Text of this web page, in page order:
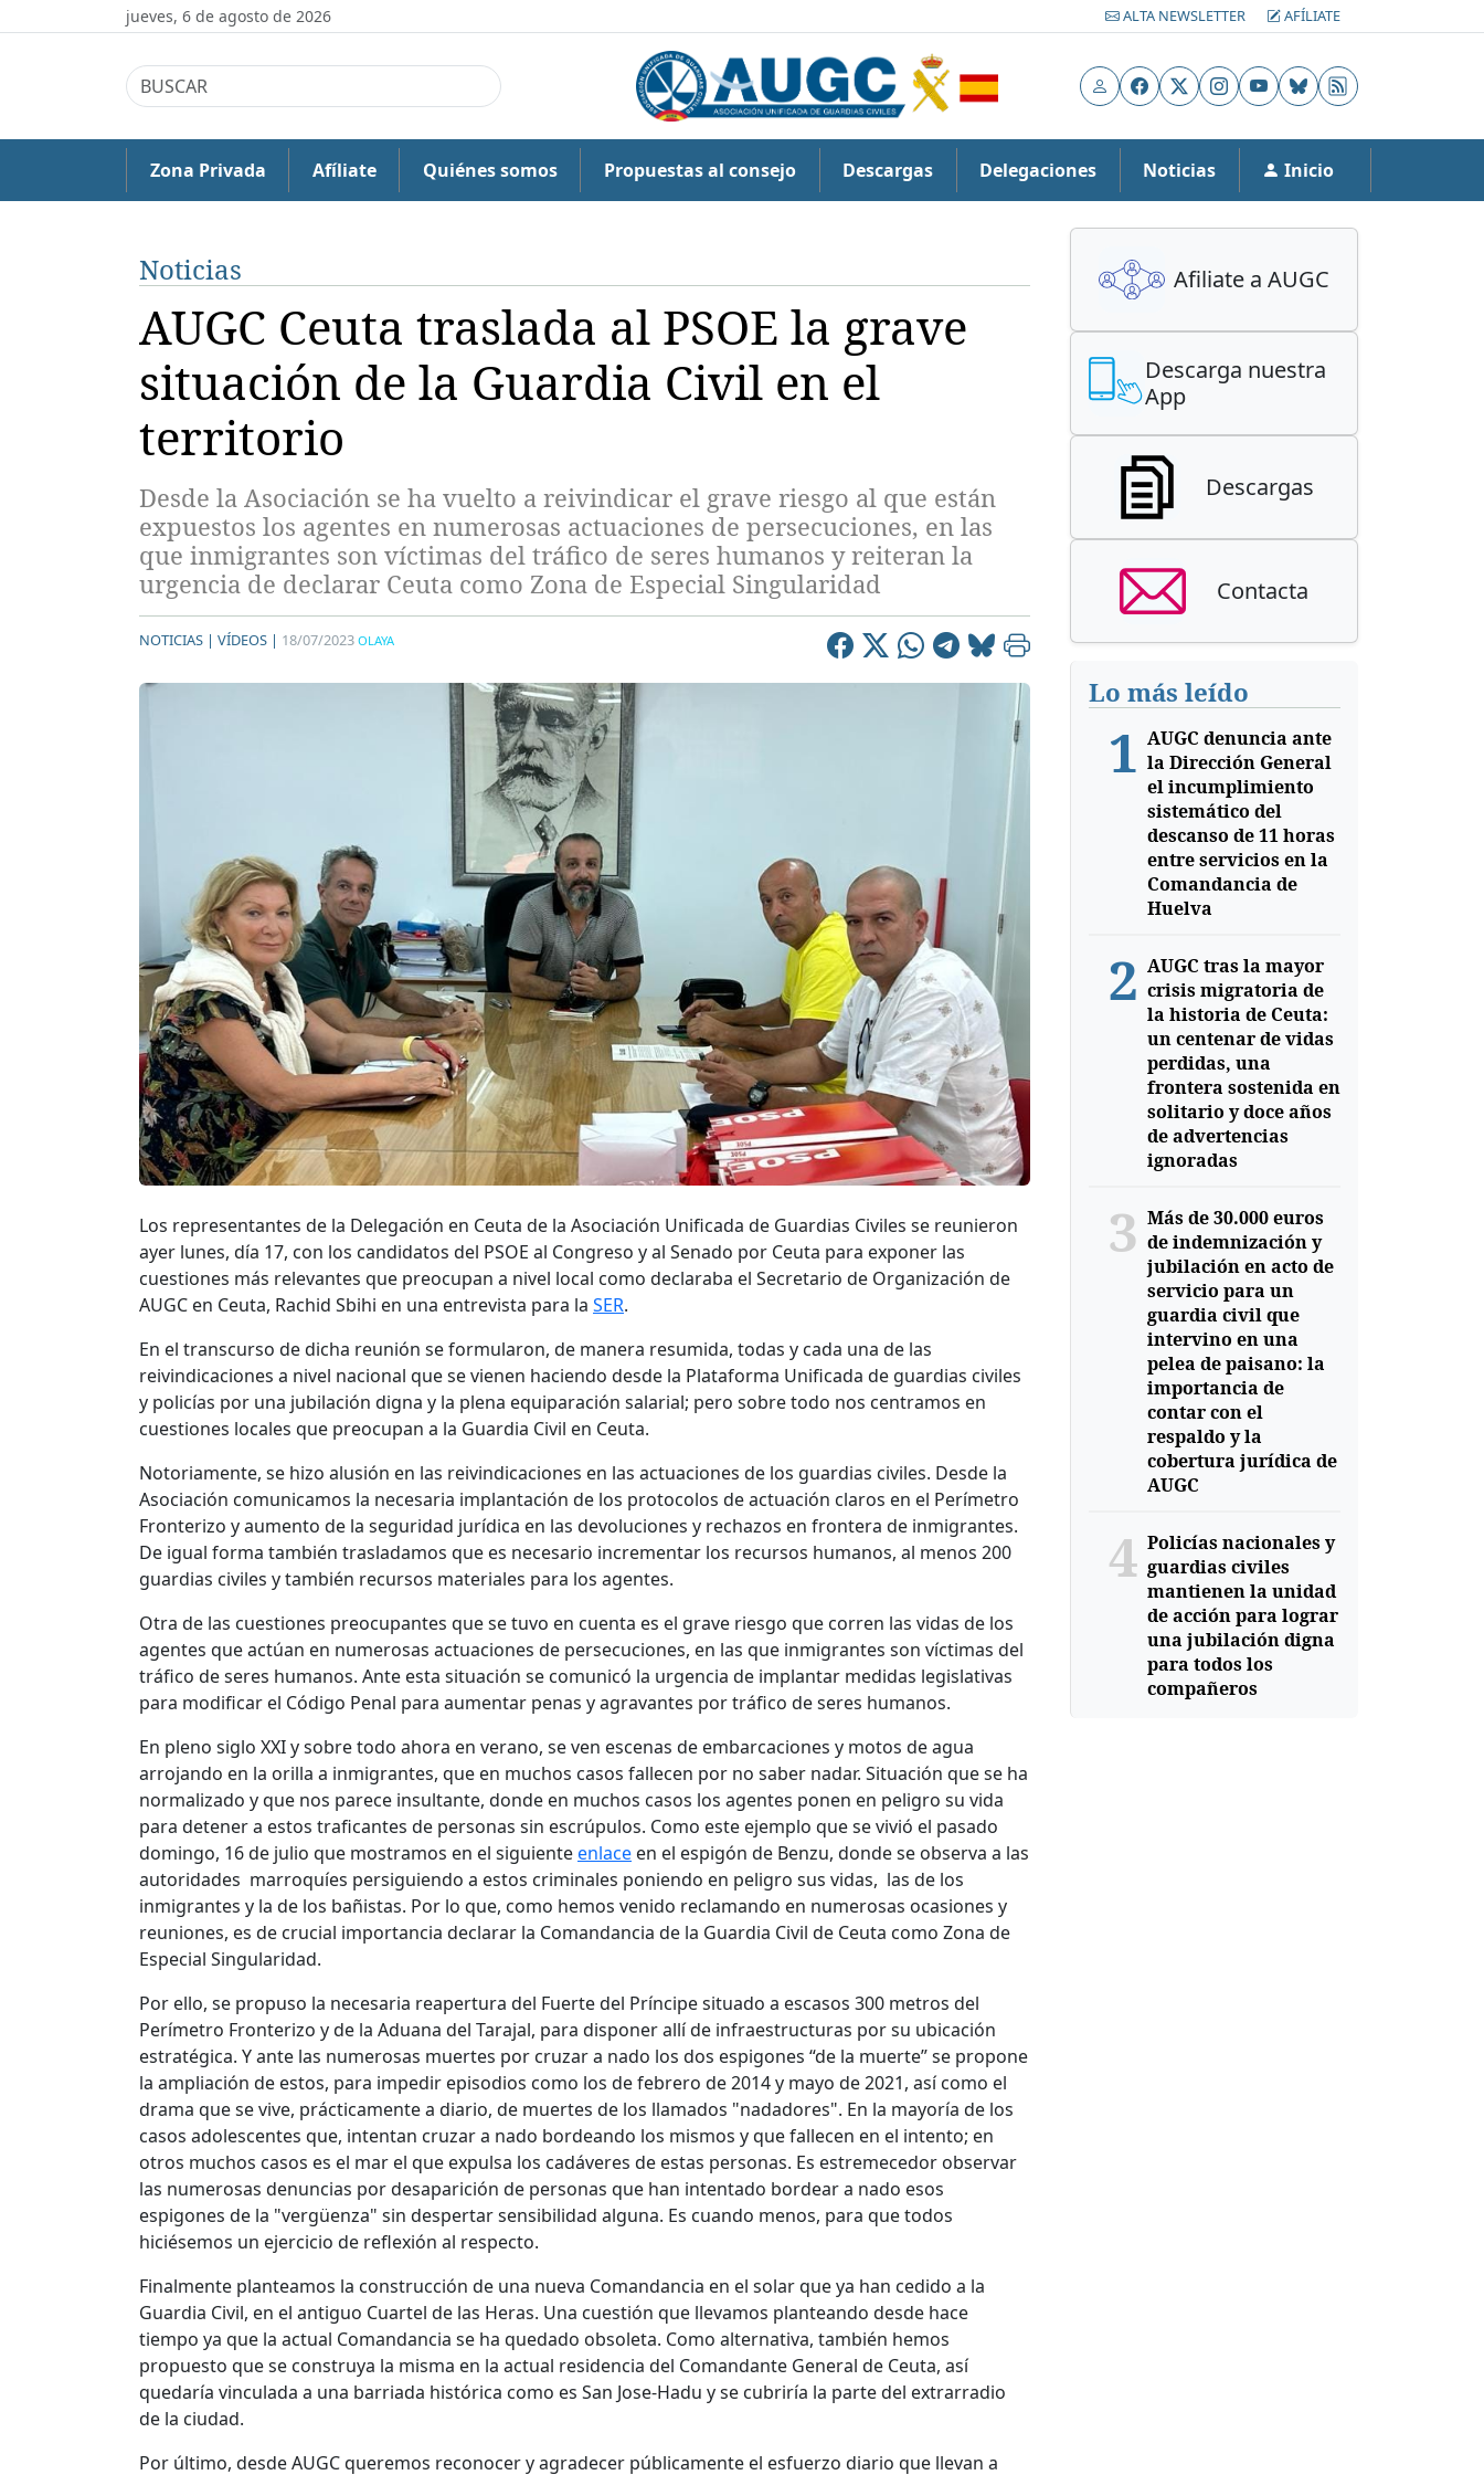
jueves, 6 de agosto de 2026 ALTA NEWSLETTER AFÍLIATE
UsuarioFacebook
X Instagram
YouTubeBluesky
RSS
Zona Privada Afíliate Quiénes somos Propuestas al consejo Descargas Delegaciones Noticias Inicio
Noticias
AUGC Ceuta traslada al PSOE la grave
situación de la Guardia Civil en el
territorio
Desde la Asociación se ha vuelto a reivindicar el grave riesgo al que están
expuestos los agentes en numerosas actuaciones de persecuciones, en las
que inmigrantes son víctimas del tráfico de seres humanos y reiteran la
urgencia de declarar Ceuta como Zona de Especial Singularidad
NOTICIAS | VÍDEOS | 18/07/2023 OLAYA
Los representantes de la Delegación en Ceuta de la Asociación Unificada de Guardias Civiles se reunieron
ayer lunes, día 17, con los candidatos del PSOE al Congreso y al Senado por Ceuta para exponer las
cuestiones más relevantes que preocupan a nivel local como declaraba el Secretario de Organización de
AUGC en Ceuta, Rachid Sbihi en una entrevista para la SER.
En el transcurso de dicha reunión se formularon, de manera resumida, todas y cada una de las
reivindicaciones a nivel nacional que se vienen haciendo desde la Plataforma Unificada de guardias civiles
y policías por una jubilación digna y la plena equiparación salarial; pero sobre todo nos centramos en
cuestiones locales que preocupan a la Guardia Civil en Ceuta.
Notoriamente, se hizo alusión en las reivindicaciones en las actuaciones de los guardias civiles. Desde la
Asociación comunicamos la necesaria implantación de los protocolos de actuación claros en el Perímetro
Fronterizo y aumento de la seguridad jurídica en las devoluciones y rechazos en frontera de inmigrantes.
De igual forma también trasladamos que es necesario incrementar los recursos humanos, al menos 200
guardias civiles y también recursos materiales para los agentes.
Otra de las cuestiones preocupantes que se tuvo en cuenta es el grave riesgo que corren las vidas de los
agentes que actúan en numerosas actuaciones de persecuciones, en las que inmigrantes son víctimas del
tráfico de seres humanos. Ante esta situación se comunicó la urgencia de implantar medidas legislativas
para modificar el Código Penal para aumentar penas y agravantes por tráfico de seres humanos.
En pleno siglo XXI y sobre todo ahora en verano, se ven escenas de embarcaciones y motos de agua
arrojando en la orilla a inmigrantes, que en muchos casos fallecen por no saber nadar. Situación que se ha
normalizado y que nos parece insultante, donde en muchos casos los agentes ponen en peligro su vida
para detener a estos traficantes de personas sin escrúpulos. Como este ejemplo que se vivió el pasado
domingo, 16 de julio que mostramos en el siguienteenlace en el espigón de Benzu, donde se observa a las
autoridades marroquíes persiguiendo a estos criminales poniendo en peligro sus vidas, las de los
inmigrantes y la de los bañistas. Por lo que, como hemos venido reclamando en numerosas ocasiones y
reuniones, es de crucial importancia declarar la Comandancia de la Guardia Civil de Ceuta como Zona de
Especial Singularidad.
Por ello, se propuso la necesaria reapertura del Fuerte del Príncipe situado a escasos 300 metros del
Perímetro Fronterizo y de la Aduana del Tarajal, para disponer allí de infraestructuras por su ubicación
estratégica. Y ante las numerosas muertes por cruzar a nado los dos espigones “de la muerte” se propone
la ampliación de estos, para impedir episodios como los de febrero de 2014 y mayo de 2021, así como el
drama que se vive, prácticamente a diario, de muertes de los llamados "nadadores". En la mayoría de los
casos adolescentes que, intentan cruzar a nado bordeando los mismos y que fallecen en el intento; en
otros muchos casos es el mar el que expulsa los cadáveres de estas personas. Es estremecedor observar
las numerosas denuncias por desaparición de personas que han intentado bordear a nado esos
espigones de la "vergüenza" sin despertar sensibilidad alguna. Es cuando menos, para que todos
hiciésemos un ejercicio de reflexión al respecto.
Finalmente planteamos la construcción de una nueva Comandancia en el solar que ya han cedido a la
Guardia Civil, en el antiguo Cuartel de las Heras. Una cuestión que llevamos planteando desde hace
tiempo ya que la actual Comandancia se ha quedado obsoleta. Como alternativa, también hemos
propuesto que se construya la misma en la actual residencia del Comandante General de Ceuta, así
quedaría vinculada a una barriada histórica como es San Jose-Hadu y se cubriría la parte del extrarradio
de la ciudad.
Por último, desde AUGC queremos reconocer y agradecer públicamente el esfuerzo diario que llevan a
Afiliate a AUGC
Descarga nuestra
App
Descargas
Contacta
Lo más leído
1 AUGC denuncia ante
la Dirección General
el incumplimiento
sistemático del
descanso de 11 horas
entre servicios en la
Comandancia de
Huelva
2 AUGC tras la mayor
crisis migratoria de
la historia de Ceuta:
un centenar de vidas
perdidas, una
frontera sostenida en
solitario y doce años
de advertencias
ignoradas
3 Más de 30.000 euros
de indemnización y
jubilación en acto de
servicio para un
guardia civil que
intervino en una
pelea de paisano: la
importancia de
contar con el
respaldo y la
cobertura jurídica de
AUGC
4 Policías nacionales y
guardias civiles
mantienen la unidad
de acción para lograr
una jubilación digna
para todos los
compañeros